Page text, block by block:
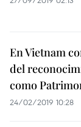
En Vietnam
del
como
24/02/2019 10:28